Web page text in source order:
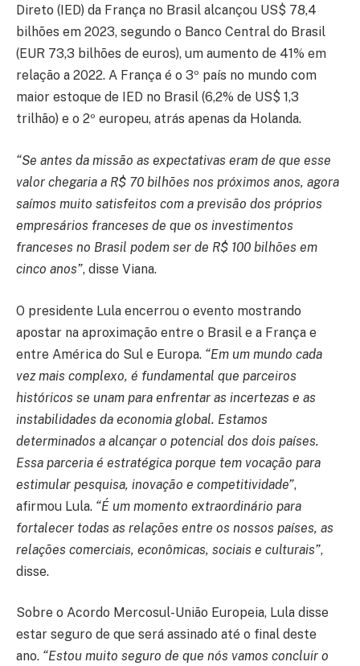
Direto (IED) da França no Brasil alcançou US$ 78,4
bilhões em 2023, segundo o Banco Central do Brasil
(EUR 73,3 bilhões de euros), um aumento de 41% em
relação a 2022. A França é o 3º país no mundo com
maior estoque de IED no Brasil (6,2% de US$ 1,3
trilhão) e o 2º europeu, atrás apenas da Holanda.
“Se antes da missão as expectativas eram de que esse
valor chegaria a R$ 70 bilhões nos próximos anos, agora
saímos muito satisfeitos com a previsão dos próprios
empresários franceses de que os investimentos
franceses no Brasil podem ser de R$ 100 bilhões em
cinco anos”, disse Viana.
O presidente Lula encerrou o evento mostrando
apostar na aproximação entre o Brasil e a França e
entre América do Sul e Europa. “Em um mundo cada
vez mais complexo, é fundamental que parceiros
históricos se unam para enfrentar as incertezas e as
instabilidades da economia global. Estamos
determinados a alcançar o potencial dos dois países.
Essa parceria é estratégica porque tem vocação para
estimular pesquisa, inovação e competitividade”,
afirmou Lula. “É um momento extraordinário para
fortalecer todas as relações entre os nossos países, as
relações comerciais, econômicas, sociais e culturais”,
disse.
Sobre o Acordo Mercosul-União Europeia, Lula disse
estar seguro de que será assinado até o final deste
ano. “Estou muito seguro de que nós vamos concluir o